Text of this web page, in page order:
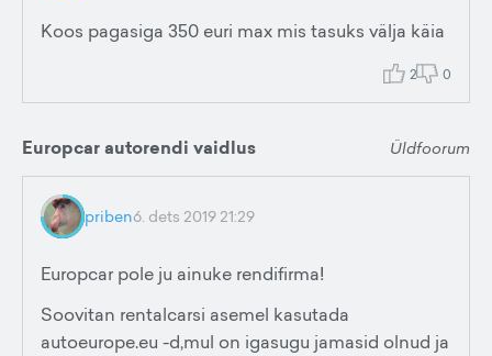
Koos pagasiga 350 euri max mis tasuks välja käia
2 0
Europcar autorendi vaidlus Üldfoorum
priben6. dets 2019 21:29
Europcar pole ju ainuke rendifirma!
Soovitan rentalcarsi asemel kasutada
autoeurope.eu -d,mul on igasugu jamasid olnud ja